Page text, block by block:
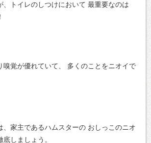
、トイレのしつけにおいて 最重要なのは
覚が優れていて、
多くのことをニオイで
、家主であるハムスターの おしっこのニオ
しましょう。